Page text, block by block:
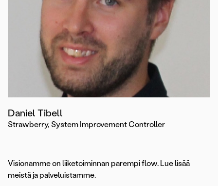
Daniel Tibell
Strawberry, System Improvement Controller
Visionamme on liiketoiminnan parempi flow. Lue lisää
meistä ja palveluistamme.